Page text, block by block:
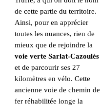
de cette partie du territoire.
Ainsi, pour en apprécier
toutes les nuances, rien de
mieux que de rejoindre la
voie verte Sarlat-Cazoulès
et de parcourir ses 27
kilomètres en vélo. Cette
ancienne voie de chemin de
fer réhabilitée longe la